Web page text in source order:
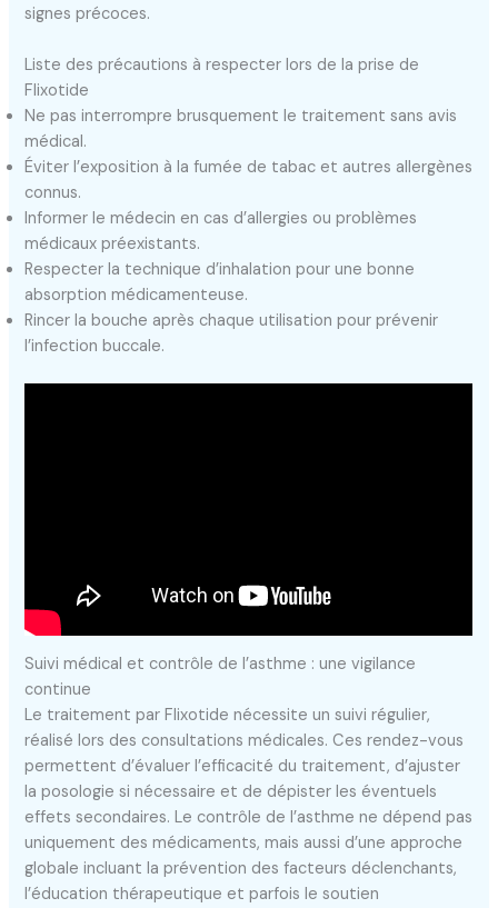
signes précoces.
Liste des précautions à respecter lors de la prise de
Flixotide
Ne pas interrompre brusquement le traitement sans avis
médical.
Éviter l’exposition à la fumée de tabac et autres allergènes
connus.
Informer le médecin en cas d’allergies ou problèmes
médicaux préexistants.
Respecter la technique d’inhalation pour une bonne
absorption médicamenteuse.
Rincer la bouche après chaque utilisation pour prévenir
l’infection buccale.
Suivi médical et contrôle de l’asthme : une vigilance
continue
Le traitement par Flixotide nécessite un suivi régulier,
réalisé lors des consultations médicales. Ces rendez-vous
permettent d’évaluer l’efficacité du traitement, d’ajuster
la posologie si nécessaire et de dépister les éventuels
effets secondaires. Le contrôle de l’asthme ne dépend pas
uniquement des médicaments, mais aussi d’une approche
globale incluant la prévention des facteurs déclenchants,
l’éducation thérapeutique et parfois le soutien